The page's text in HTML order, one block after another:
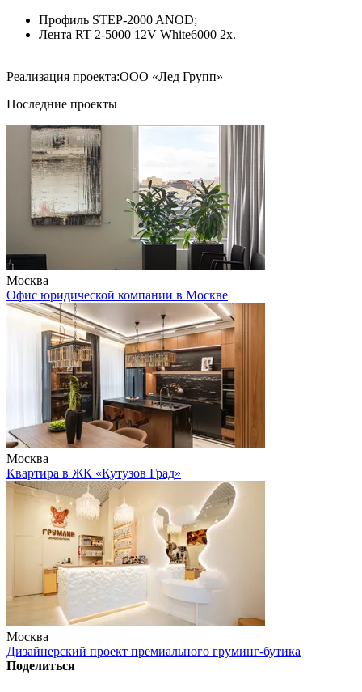
Профиль STEP-2000 ANOD;
Лента RT 2-5000 12V White6000 2x.
Реализация проекта:ООО «Лед Групп»
Последние проекты
Москва
Офис юридической компании в Москве
Москва
Квартира в ЖК «Кутузов Град»
Москва
Дизайнерский проект премиального груминг-бутика
Поделиться